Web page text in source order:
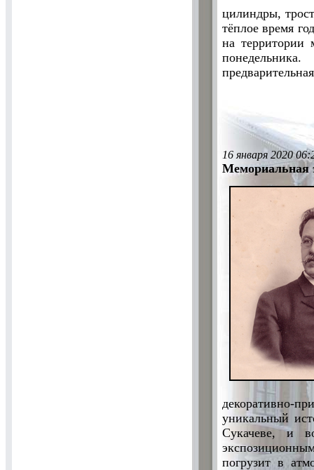
цилиндры,
тёплое время
на территории
16 января 2020
Мемориальная
декоративно-
уникальный
Сукачеве, и
погрузит в